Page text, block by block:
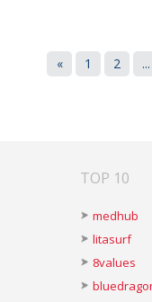
« 1 2 ...
TOP 10
medhub
litasurf
8values